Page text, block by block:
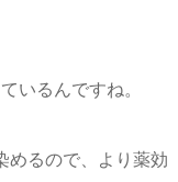
いるんですね。
めるので、より薬効